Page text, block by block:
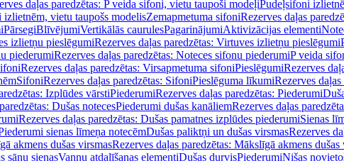
daļas paredzētas: P veida sifoni, vietu taupoši modeļiPudeļsifoni
izlietnēm, vietu taupošs modelisZemapmetuma sifoniRezerves daļas
PārsegiBlīvējumiVertikālās caurulesPagarinājumiAktivizācijas elementi
izlietņu pieslēgumiRezerves daļas paredzētas: Virtuves izlietņu pieslēgumi
piederumiRezerves daļas paredzētas: Noteces sifonu piederumiP veida
Rezerves daļas paredzētas: Virsapmetuma sifoniPieslēgumiRezerves
SifoniRezerves daļas paredzētas: SifoniPieslēguma līkumiRezerves
Izplūdes vārstiPiederumiRezerves daļas paredzētas: Piederumi
Dušas notecesPiederumi dušas kanāliemRezerves daļas
Rezerves daļas paredzētas: Dušas pamatnes izplūdes piederumiSienas
sienas līmeņa notecēmDušas paliktņi un dušas virsmasRezerves
akmens dušas virsmasRezerves daļas paredzētas: Mākslīgā akmens dušas
sānu sienasVannu atdalīšanas elementiDušas durvisPiederumiNišas